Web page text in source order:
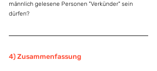
männlich gelesene Personen "Verkünder" sein
dürfen?
4) Zusammenfassung